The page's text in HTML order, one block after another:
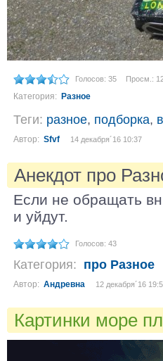
Голосов: 35 Просм.:
Категория: Разное
Теги: разное, подборка,
Автор: Sfvf 14 декабря´16 10:37
Анекдот про
Если не обращать
и уйдут.
Голосов: 43
Категория: про Разное
Автор: Андревна 12 декабря´16
Картинки море